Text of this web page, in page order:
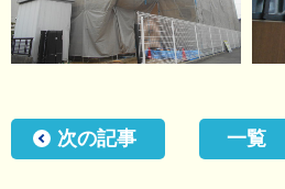
次の記事 一覧